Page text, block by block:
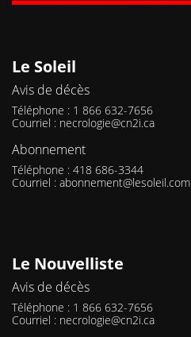
Le Soleil
Avis de décès
Téléphone : 1 866 632-7656
Courriel : necrologie@cn2i.ca
Abonnement
Téléphone : 418 686-3344
Courriel : abonnement@lesoleil.com
Le Nouvelliste
Avis de décès
Téléphone : 1 866 632-7656
Courriel : necrologie@cn2i.ca